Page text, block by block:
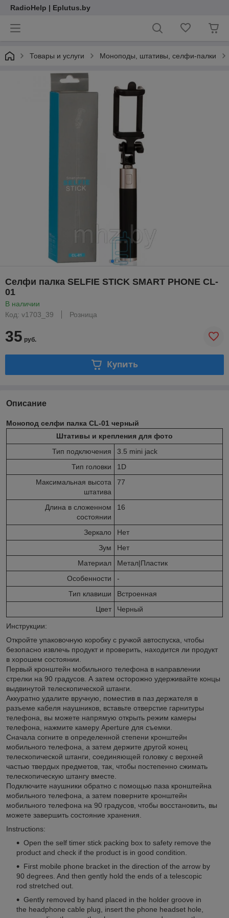
RadioHelp | Eplutus.by
Товары и услуги Моноподы, штативы, селфи-палки
Селфи палка SELFIE STICK SMART PHONE CL-
01
В наличии
Код: v1703_39
Розница
35 руб.
Купить
Описание
Монопод селфи палка CL-01 черный
Штативы и крепления для фото
Тип подключения
3.5 mini jack
Тип головки
1D
Максимальная высота
штатива
77
Длина в сложенном
состоянии
16
Зеркало
Нет
Зум
Нет
Материал
Метал|Пластик
Особенности
-
Тип клавиши
Встроенная
Цвет
Черный
Инструкции:
Откройте упаковочную коробку с ручкой автоспуска, чтобы
безопасно извлечь продукт и проверить, находится ли продукт
в хорошем состоянии.
Первый кронштейн мобильного телефона в направлении
стрелки на 90 градусов. А затем осторожно удерживайте концы
выдвинутой телескопической штанги.
Аккуратно удалите вручную, поместив в паз держателя в
разъеме кабеля наушников, вставьте отверстие гарнитуры
телефона, вы можете напрямую открыть режим камеры
телефона, нажмите камеру Aperture для съемки.
Сначала согните в определенной степени кронштейн
мобильного телефона, а затем держите другой конец
телескопической штанги, соединяющей головку с верхней
частью твердых предметов, так, чтобы постепенно сжимать
телескопическую штангу вместе.
Подключите наушники обратно с помощью паза кронштейна
мобильного телефона, а затем поверните кронштейн
мобильного телефона на 90 градусов, чтобы восстановить, вы
можете завершить состояние хранения.
Instructions:
Open the self timer stick packing box to safety remove the
product and check if the product is in good condition.
First mobile phone bracket in the direction of the arrow by
90 degrees. And then gently hold the ends of a telescopic
rod stretched out.
Gently removed by hand placed in the holder groove in
the headphone cable plug, insert the phone headset hole,